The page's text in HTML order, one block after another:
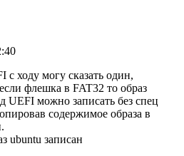
с ходу могу сказать один,
флешка в FAT32 то образ
UEFI можно записать без спец
содержимое образа в
ubuntu записан